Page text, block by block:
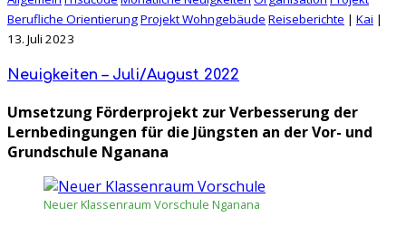
Berufliche OrientierungProjekt Wohngebäude Reiseberichte | Kai |
13. Juli 2023
Neuigkeiten – Juli/August 2022
Umsetzung Förderprojekt zur Verbesserung der
Lernbedingungen für die Jüngsten an der Vor- und
Grundschule Nganana
Neuer Klassenraum Vorschule Nganana